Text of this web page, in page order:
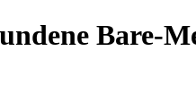
Bare-